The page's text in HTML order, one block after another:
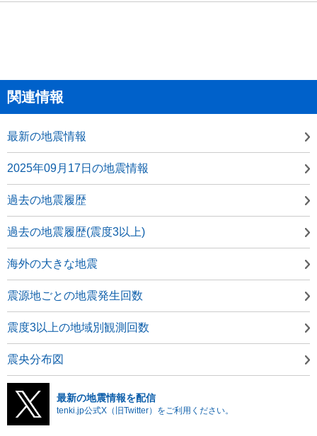
関連情報
最新の地震情報
2025年09月17日の地震情報
過去の地震履歴
過去の地震履歴(震度3以上)
海外の大きな地震
震源地ごとの地震発生回数
震度3以上の地域別観測回数
震央分布図
最新の地震情報を配信
tenki.jp公式X（旧Twitter）をご利用ください。